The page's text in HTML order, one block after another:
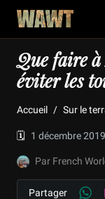
Que faire
éviter les
Accueil Sur le
🗓️ 1 décembre 2019
Par French
Partager